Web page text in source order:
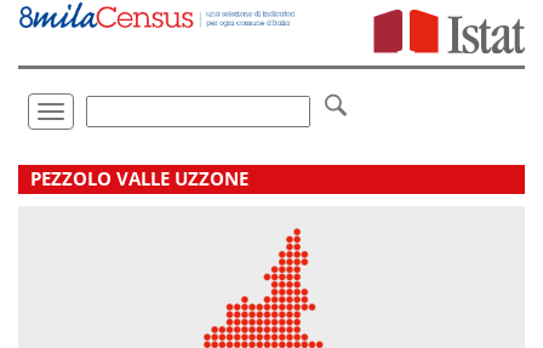
Vai
direttamente
Toggle
navigation
.
PEZZOLO VALLE UZZONE